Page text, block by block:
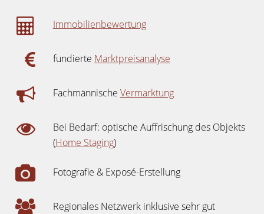
Immobilienbewertung
fundierte Marktpreisanalyse
Fachmännische Vermarktung
Bei Bedarf: optische Auffrischung des Objekts
(Home Staging)
Fotografie & Exposé-Erstellung
Regionales Netzwerk inklusive sehr gut